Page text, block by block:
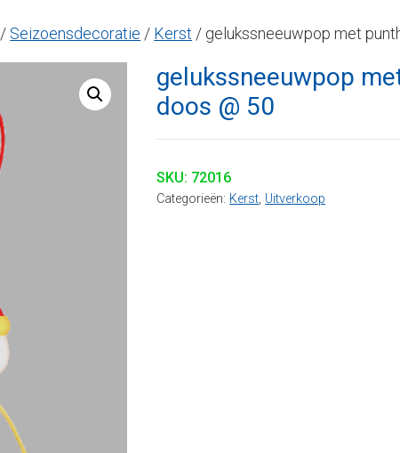
/ Seizoensdecoratie / Kerst / gelukssneeuwpop met
gelukssneeuwpop
doos @ 50
SKU: 72016
Categorieën: Kerst, Uitverkoop